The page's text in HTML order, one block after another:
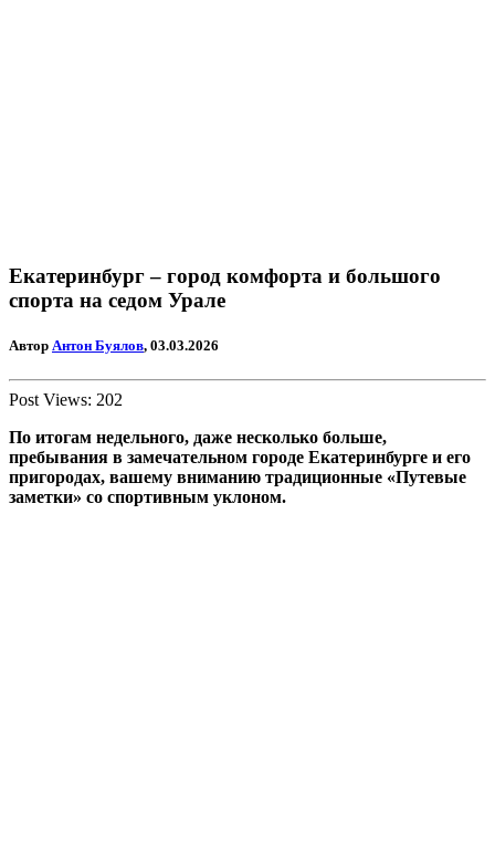
Екатеринбург – город комфорта и большого
спорта на седом Урале
Автор Антон Буялов, 03.03.2026
Post Views: 202
По итогам недельного, даже несколько больше,
пребывания в замечательном городе Екатеринбурге и его
пригородах, вашему вниманию традиционные «Путевые
заметки» со спортивным уклоном.